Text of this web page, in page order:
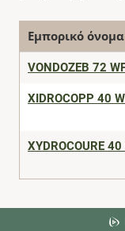
Εμπορικό όνομα
VONDOZEB 72
XIDROCOPP 40
XYDROCOURE 40